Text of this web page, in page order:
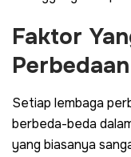
Faktor
Setiap lembaga
berbeda-beda
yang biasanya